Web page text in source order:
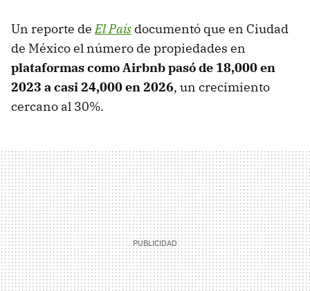
Un reporte deEl País documentó que en Ciudad
de México el número de propiedades en
plataformas como Airbnb pasó de 18,000 en
2023 a casi 24,000 en 2026, un crecimiento
cercano al 30%.